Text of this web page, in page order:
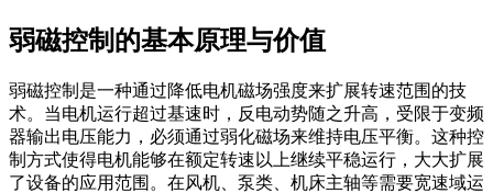
弱磁控制的基本原理与价值
弱磁控制是一种通过降低电机磁场强度来扩展转速范围的技
术。当电机运行超过基速时，反电动势随之升高，受限于变频
器输出电压能力，必须通过弱化磁场来维持电压平衡。这种控
制方式使得电机能够在额定转速以上继续平稳运行，大大扩展
了设备的应用范围。在风机、泵类、机床主轴等需要宽速域运